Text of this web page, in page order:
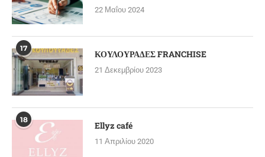
22 Μαΐου 2024
17 ΚΟΥΛΟΥΡΑΔΕΣ FRANCHISE
21 Δεκεμβρίου 2023
18 Ellyz café
11 Απριλίου 2020